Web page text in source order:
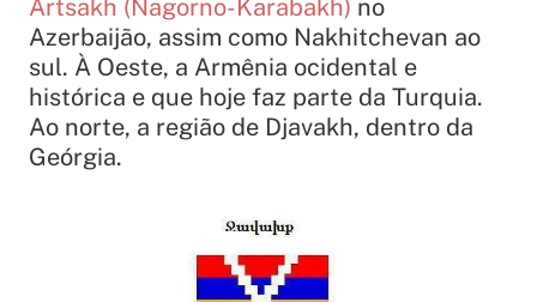
Artsakh (Nagorno-Karabakh) no
Azerbaijão, assim como Nakhitchevan ao
sul. À Oeste, a Armênia ocidental e
histórica e que hoje faz parte da Turquia.
Ao norte, a região de Djavakh, dentro da
Geórgia.